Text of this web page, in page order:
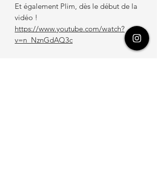
Et également Plim, dès le début de la
vidéo !
https://www.youtube.com/watch?
v=n_NznGdAQ3c